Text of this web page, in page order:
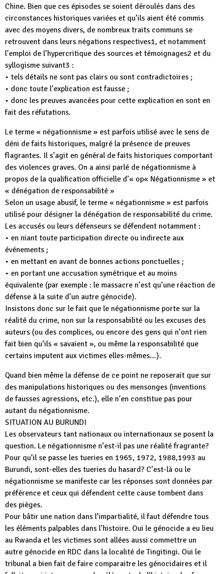
Chine. Bien que ces épisodes se soient déroulés dans des
circonstances historiques variées et qu’ils aient été commis
avec des moyens divers, de nombreux traits communs se
retrouvent dans leurs négations respectives1, et notamment
l’emploi de l’hypercritique des sources et témoignages2 et du
syllogisme suivant3 :
• tels détails ne sont pas clairs ou sont contradictoires ;
• donc toute l’explication est fausse ;
• donc les preuves avancées pour cette explication en sont en
fait des réfutations.
Le terme « négationnisme » est parfois utilisé avec le sens de
déni de faits historiques, malgré la présence de preuves
flagrantes. Il s’agit en général de faits historiques comportant
des violences graves. On a ainsi parlé de négationnisme à
propos de la qualification officielle d’« op« Négationnisme » et
« dénégation de responsabilité »
Selon un usage abusif, le terme « négationnisme » est parfois
utilisé pour désigner la dénégation de responsabilité du crime.
Les accusés ou leurs défenseurs se défendent notamment :
• en niant toute participation directe ou indirecte aux
événements ;
• en mettant en avant de bonnes actions ponctuelles ;
• en portant une accusation symétrique et au moins
équivalente (par exemple : le massacre n’est qu’une réaction de
défense à la suite d’un autre génocide).
Insistons donc sur le fait que le négationnisme porte sur la
réalité du crime, non sur la responsabilité ou les excuses des
auteurs (ou des complices, ou encore des gens qui n’ont rien
fait bien qu’ils « savaient », ou même la responsabilité que
certains imputent aux victimes elles-mêmes…).
Quand bien même la défense de ce point ne reposerait que sur
des manipulations historiques ou des mensonges (inventions
de fausses agressions, etc.), elle n’en constitue pas pour
autant du négationnisme.
SITUATION AU BURUNDI
Les observateurs tant nationaux ou internationaux se posent la
question. Le négationnisme n’est-il pas une réalité fragrante?
Pour qu’il se passe les tueries en 1965, 1972, 1988,1993 au
Burundi, sont-elles des tueries du hasard? C’est-là ou le
négationnisme se manifeste car les réponses sont données par
préférence et ceux qui défendent cette cause tombent dans
des pièges.
Pour bâtir une nation dans l’impartialité, il faut défendre tous
les éléments palpables dans l’histoire. Oui le génocide a eu lieu
au Rwanda et les victimes sont allées aussi commettre un
autre génocide en RDC dans la localité de Tingitingi. Oui le
tribunal a bien fait de faire comparaitre les génocidaires et il